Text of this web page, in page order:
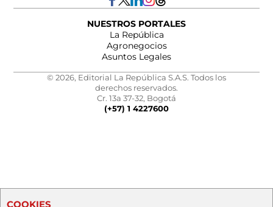
NUESTROS PORTALES
La República
Agronegocios
Asuntos Legales
© 2026, Editorial La República S.A.S. Todos los
derechos reservados.
Cr. 13a 37-32, Bogotá
(+57) 1 4227600
COOKIES